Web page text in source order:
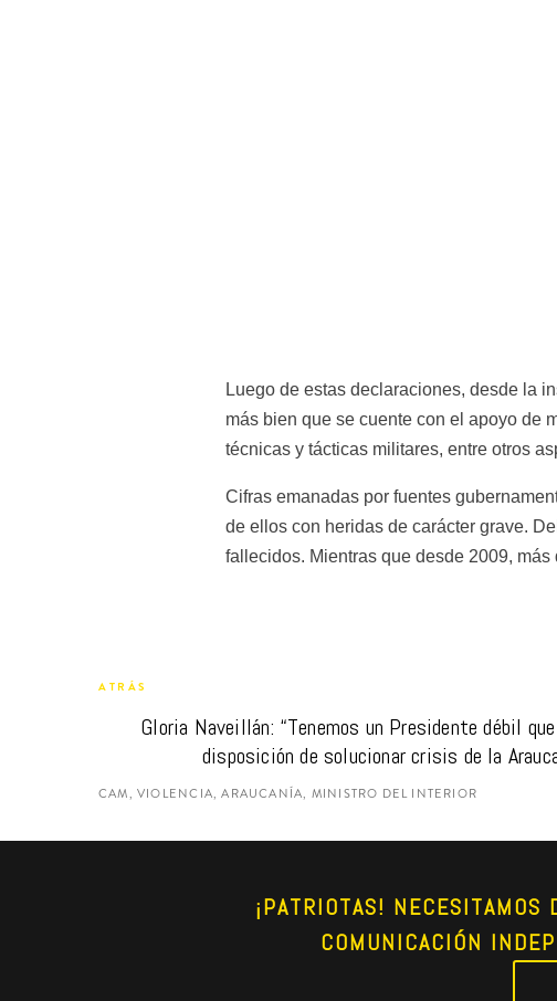
Luego de estas declaraciones, desde la
más bien que se cuente con el apoyo de
técnicas y tácticas militares, entre otros
Cifras emanadas por fuentes
de ellos con heridas de carácter grave.
fallecidos. Mientras que desde 2009,
ATRÁS
Gloria Naveillán: “Tenemos un Presidente débil
disposición de solucionar crisis de la
CAM, VIOLENCIA, ARAUCANÍA, MINISTRO DEL INTERIOR
¡PATRIOTAS!
COMUNICACIÓN